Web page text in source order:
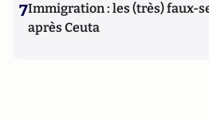
7Immigration : les (très) faux-
après Ceuta